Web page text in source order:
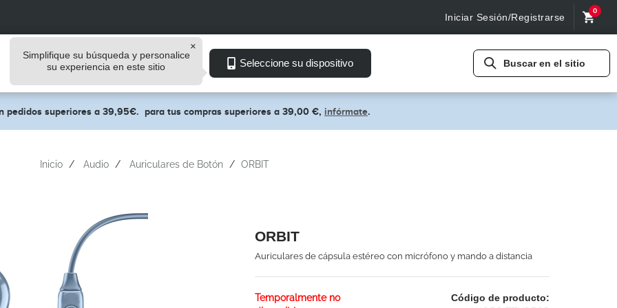
Iniciar Sesión/Registrarse
0
Ver Por
Simplifique su búsqueda y personalice
su experiencia en este sitio
Seleccione su dispositivo Buscar en el sitio
pedidos superiores a 39,95€. para tus compras superiores a 39,00 €, infórmate.
Inicio Audio Auriculares de Botón ORBIT
ORBIT
Auriculares de cápsula estéreo con micrófono y mando a distancia
Temporalmente no
Código de producto: